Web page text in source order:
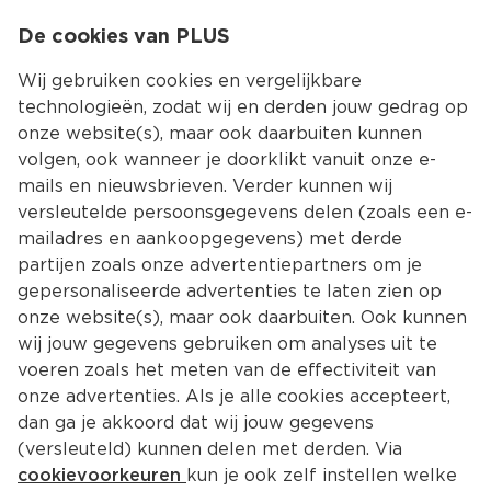
Kies jouw
Terug Producten
De cookies van PLUS
Wij gebruiken cookies en vergelijkbare
technologieën, zodat wij en derden jouw gedrag op
onze website(s), maar ook daarbuiten kunnen
volgen, ook wanneer je doorklikt vanuit onze e-
mails en nieuwsbrieven. Verder kunnen wij
versleutelde persoonsgegevens delen (zoals een e-
mailadres en aankoopgegevens) met derde
partijen zoals onze advertentiepartners om je
gepersonaliseerde advertenties te laten zien op
onze website(s), maar ook daarbuiten. Ook kunnen
wij jouw gegevens gebruiken om analyses uit te
voeren zoals het meten van de effectiviteit van
onze advertenties. Als je alle cookies accepteert,
dan ga je akkoord dat wij jouw gegevens
(versleuteld) kunnen delen met derden. Via
cookievoorkeuren kun je ook zelf instellen welke